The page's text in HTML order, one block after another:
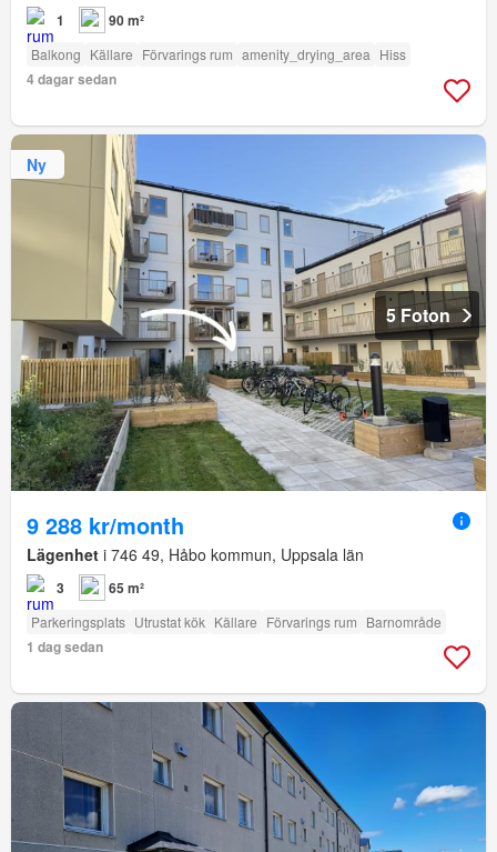
1 90 m²
Balkong Källare Förvarings rum amenity_drying_area Hiss
4 dagar sedan
Ny
5 Foton
9 288 kr/month
Lägenhet i 746 49, Håbo kommun, Uppsala län
3 65 m²
Parkeringsplats Utrustat kök Källare Förvarings rum Barnområde
1 dag sedan